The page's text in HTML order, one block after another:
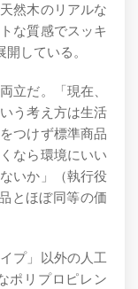
然木のリアルな
な質感でスッキ
している。
立だ。「現在、
う考え方は生活
つけず標準商品
なら環境にいい
いか」（執行役
とほぼ同等の価
プ」以外の人工
ポリプロピレン